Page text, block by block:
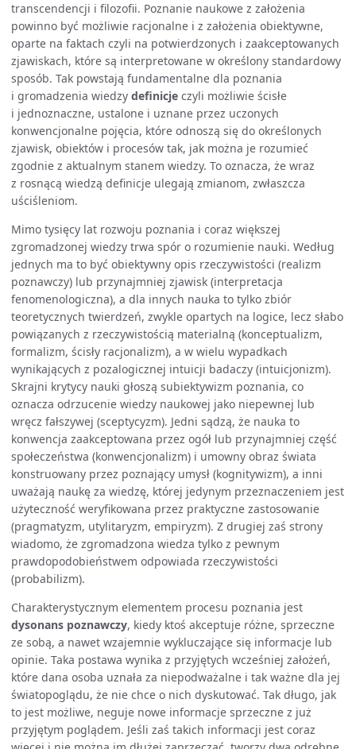
transcendencji i filozofii. Poznanie naukowe z założenia
powinno być możliwie racjonalne i z założenia obiektywne,
oparte na faktach czyli na potwierdzonych i zaakceptowanych
zjawiskach, które są interpretowane w określony standardowy
sposób. Tak powstają fundamentalne dla poznania
i gromadzenia wiedzy definicje czyli możliwie ścisłe
i jednoznaczne, ustalone i uznane przez uczonych
konwencjonalne pojęcia, które odnoszą się do określonych
zjawisk, obiektów i procesów tak, jak można je rozumieć
zgodnie z aktualnym stanem wiedzy. To oznacza, że wraz
z rosnącą wiedzą definicje ulegają zmianom, zwłaszcza
uściśleniom.
Mimo tysięcy lat rozwoju poznania i coraz większej
zgromadzonej wiedzy trwa spór o rozumienie nauki. Według
jednych ma to być obiektywny opis rzeczywistości (realizm
poznawczy) lub przynajmniej zjawisk (interpretacja
fenomenologiczna), a dla innych nauka to tylko zbiór
teoretycznych twierdzeń, zwykle opartych na logice, lecz słabo
powiązanych z rzeczywistością materialną (konceptualizm,
formalizm, ścisły racjonalizm), a w wielu wypadkach
wynikających z pozalogicznej intuicji badaczy (intuicjonizm).
Skrajni krytycy nauki głoszą subiektywizm poznania, co
oznacza odrzucenie wiedzy naukowej jako niepewnej lub
wręcz fałszywej (sceptycyzm). Jedni sądzą, że nauka to
konwencja zaakceptowana przez ogół lub przynajmniej część
społeczeństwa (konwencjonalizm) i umowny obraz świata
konstruowany przez poznający umysł (kognitywizm), a inni
uważają naukę za wiedzę, której jedynym przeznaczeniem jest
użyteczność weryfikowana przez praktyczne zastosowanie
(pragmatyzm, utylitaryzm, empiryzm). Z drugiej zaś strony
wiadomo, że zgromadzona wiedza tylko z pewnym
prawdopodobieństwem odpowiada rzeczywistości
(probabilizm).
Charakterystycznym elementem procesu poznania jest
dysonans poznawczy, kiedy ktoś akceptuje różne, sprzeczne
ze sobą, a nawet wzajemnie wykluczające się informacje lub
opinie. Taka postawa wynika z przyjętych wcześniej założeń,
które dana osoba uznała za niepodważalne i tak ważne dla jej
światopoglądu, że nie chce o nich dyskutować. Tak długo, jak
to jest możliwe, neguje nowe informacje sprzeczne z już
przyjętym poglądem. Jeśli zaś takich informacji jest coraz